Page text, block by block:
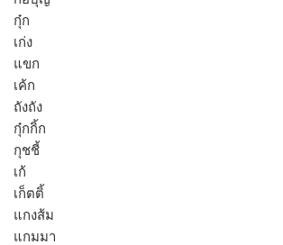
กุ๋ก
เก่ง
แขก
เค้ก
ถังถัง
กุ๋กกิ้ก
กุชชี้
เก้
เก็ตติ้
แกงส้ม
แกมมา